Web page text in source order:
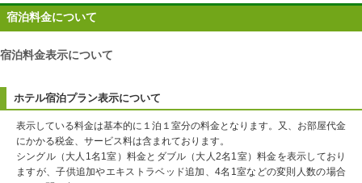
宿泊料金について
宿泊料金表示について
ホテル宿泊プラン表示について
表示している料金は基本的に１泊１室分の料金となります。又、お部屋代金
にかかる税金、サービス料は含まれております。
シングル（大人1名1室）料金とダブル（大人2名1室）料金を表示しており
ますが、子供追加やエキストラベッド追加、4名1室などの変則人数の場合